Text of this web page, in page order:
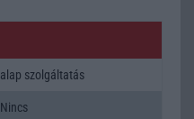
alap szolgáltatás
Nincs